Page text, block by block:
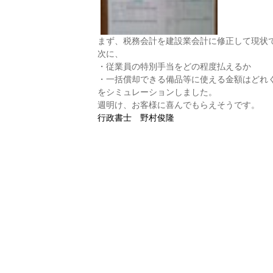
まず、税務会計を建設業会計に修正して現状
次に、
・従業員の特別手当をどの程度払えるか
・一括償却できる備品等に使える金額はどれ
をシミュレーションしました。
週明け、お客様に喜んでもらえそうです。
行政書士 野村俊隆